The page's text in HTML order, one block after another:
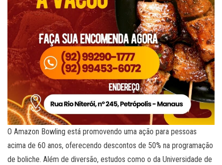
O Amazon Bowling está promovendo uma ação para pessoas
acima de 60 anos, oferecendo descontos de 50% na programação
de boliche. Além de diversão, estudos como o da Universidade de